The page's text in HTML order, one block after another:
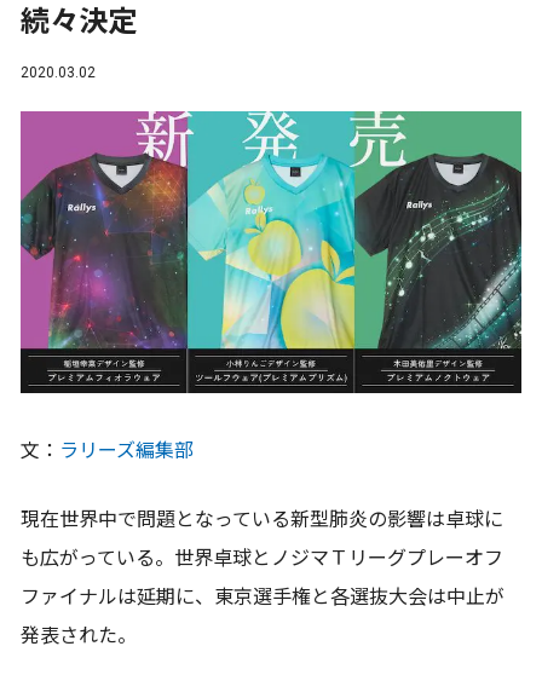
続々決定
2020.03.02
文： ラリーズ編集部
現在世界中で問題となっている新型肺炎の影響は卓球に
も広がっている。世界卓球とノジマＴリーグプレーオフ
ファイナルは延期に、東京選手権と各選抜大会は中止が
発表された。